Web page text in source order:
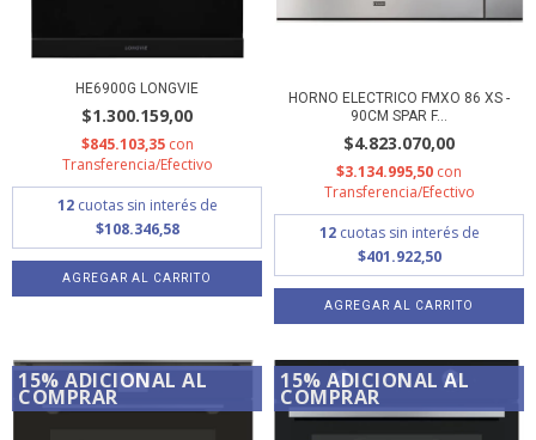
HE6900G LONGVIE
$1.300.159,00
$845.103,35 con
Transferencia/Efectivo
12 cuotas sin interés de
$108.346,58
HORNO ELECTRICO FMXO 86 XS -
90CM SPAR F...
$4.823.070,00
$3.134.995,50 con
Transferencia/Efectivo
12 cuotas sin interés de
$401.922,50
15% ADICIONAL AL
COMPRAR
15% ADICIONAL AL
COMPRAR